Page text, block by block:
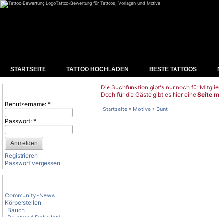
Tattoo-Bewertung für Tattoos, Vorlagen und Motive
STARTSEITE TATTOO HOCHLADEN BESTE TATTOOS
Benutzername: *
Passwort: *
Registrieren
Passwort vergessen
Community-News
Körperstellen
Bauch
Die Suchfunktion gibt's nur noch für
Doch für die Gäste gibt es hier eine Seite
Startseite » Motive » Bunt